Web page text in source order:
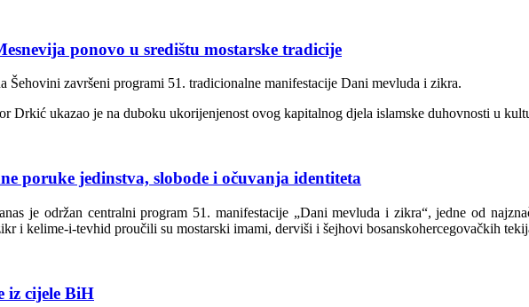
ponovo u središtu mostarske tradicije
završeni programi 51. tradicionalne manifestacije Dani mevluda i zikra.
Drkić ukazao je na duboku ukorijenjenost ovog kapitalnog djela islamske duhovnosti u
poruke jedinstva, slobode i očuvanja identiteta
je održan centralni program 51. manifestacije „Dani mevluda i zikra“, jedne od
i kelime-i-tevhid proučili su mostarski imami, derviši i šejhovi bosanskohercegovačkih
iz cijele BiH